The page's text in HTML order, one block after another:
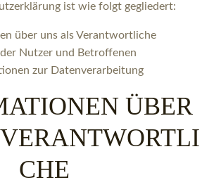
ist wie folgt gegliedert:
über uns als Verantwortliche
der Nutzer und Betroffenen
zur Datenverarbeitung
ÜBER
CHE